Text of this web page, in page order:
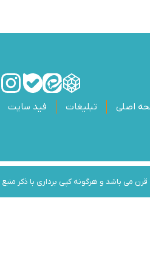
اصلی تبلیغات فید سایت
می باشد و هرگونه کپی برداری با ذکر منبع